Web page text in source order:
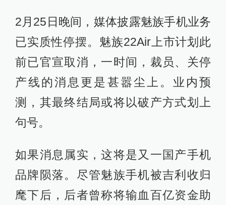
2月25日晚间，媒体披露魅族手机业务
已实质性停摆。魅族22Air上市计划此
前已官宣取消，一时间，裁员、关停
产线的消息更是甚嚣尘上。业内预
测，其最终结局或将以破产方式划上
句号。
如果消息属实，这将是又一国产手机
品牌陨落。尽管魅族手机被吉利收归
麾下后，后者曾称将输血百亿资金助